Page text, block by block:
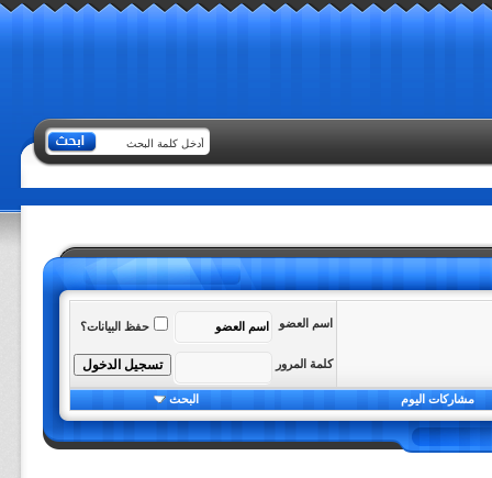
اسم العضو حفظ البيانات؟
كلمة المرور
مشاركات اليوم البحث